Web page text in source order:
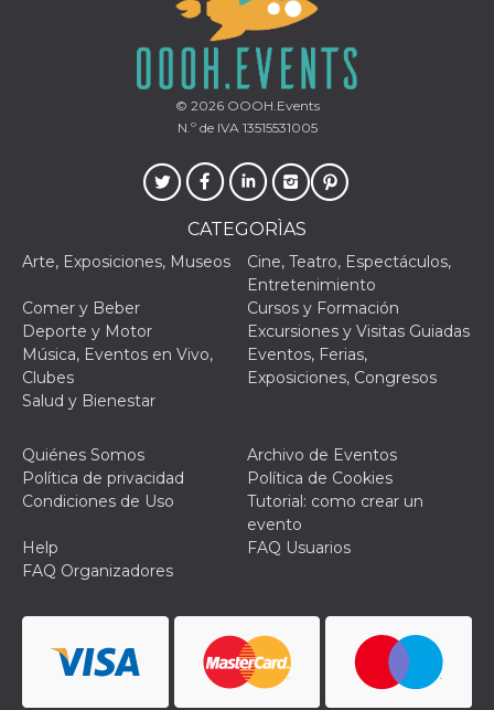
© 2026OOOH.Events
N.º de IVA 13515531005
CATEGORÌAS
Arte, Exposiciones, Museos
Cine, Teatro, Espectáculos,
Entretenimiento
Comer y Beber
Cursos y Formación
Deporte y Motor
Excursiones y Visitas Guiadas
Música, Eventos en Vivo,
Clubes
Eventos, Ferias,
Exposiciones, Congresos
Salud y Bienestar
Quiénes Somos
Archivo de Eventos
Política de privacidad
Política de Cookies
Condiciones de Uso
Tutorial: como crear un
evento
Help
FAQ Usuarios
FAQ Organizadores